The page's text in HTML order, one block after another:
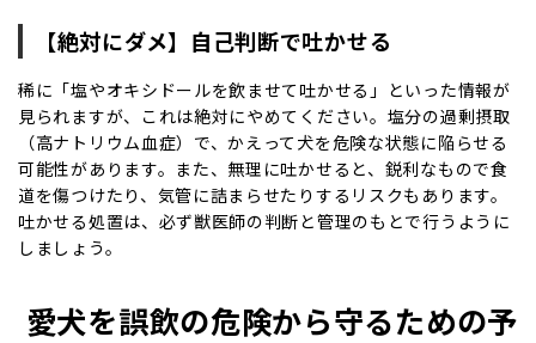
【絶対にダメ】自己判断で吐かせる
稀に「塩やオキシドールを飲ませて吐かせる」といった情報が
見られますが、これは絶対にやめてください。塩分の過剰摂取
（高ナトリウム血症）で、かえって犬を危険な状態に陥らせる
可能性があります。また、無理に吐かせると、鋭利なもので食
道を傷つけたり、気管に詰まらせたりするリスクもあります。
吐かせる処置は、必ず獣医師の判断と管理のもとで行うように
しましょう。
愛犬を誤飲の危険から守るための予